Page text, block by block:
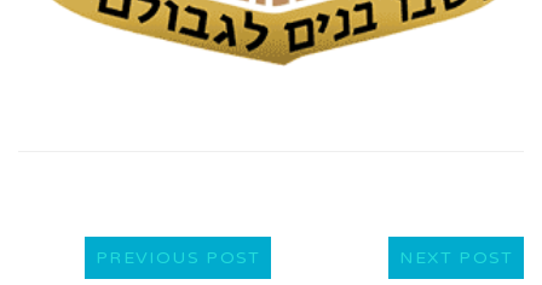
PREVIOUS POST NEXT POST